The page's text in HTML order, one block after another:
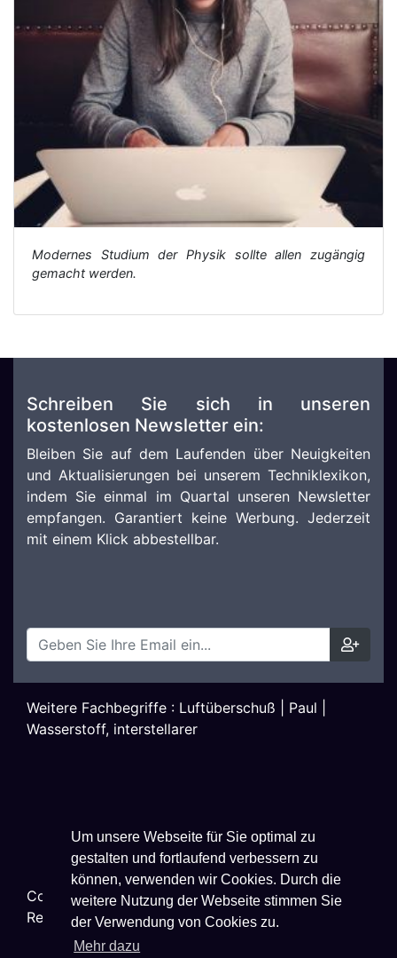
Um unsere Webseite für Sie optimal zu
gestalten und fortlaufend verbessern zu
können, verwenden wir Cookies. Durch die
weitere Nutzung der Webseite stimmen Sie
der Verwendung von Cookies zu.
Mehr dazu
Modernes Studium der Physik sollte allen zugängig
gemacht werden.
Schreiben Sie sich in unseren
kostenlosen Newsletter ein:
Bleiben Sie auf dem Laufenden über Neuigkeiten
und Aktualisierungen bei unserem Techniklexikon,
indem Sie einmal im Quartal unseren Newsletter
empfangen. Garantiert keine Werbung. Jederzeit
mit einem Klick abbestellbar.
Weitere Fachbegriffe : Luftüberschuß Paul
Wasserstoff, interstellarer
Copyright © 2026Techniklexikon.net - All Rights
Reserved.